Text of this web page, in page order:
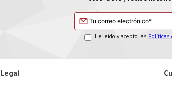
He leído y acepto las Políticas
Legal